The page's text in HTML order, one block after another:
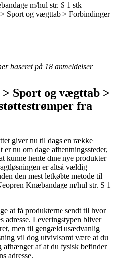
m/hul str. S 1 stk
Sport og vægttab > Forbindinger
baseret på 18 anmeldelser
Sport og vægttab >
fra
giver nu til dags en række
nu om dage afhentningssteder,
kunne hente dine nye produkter
er altså vældig
den mest letkøbte metode til
Knæbandage m/hul str. S 1
at få produkterne sendt til hvor
adresse. Leveringstypen bliver
men til gengæld usædvanlig
vil dog utvivlsomt være at du
afhænger af at du fysisk befinder
adresse.